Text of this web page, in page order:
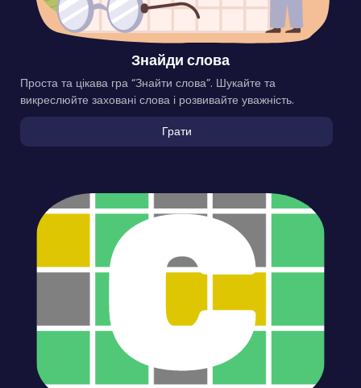
Знайди слова
Проста та цікава гра “Знайти слова”. Шукайте та
викреслюйте заховані слова і розвивайте уважність.
Грати